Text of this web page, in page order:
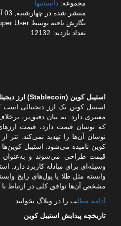
مجموعه: دانستنیها
منتشر شده در چهارشنبه, 03 آذر 1400 21:36
نگارش یافته توسط Super User
تعداد بازدید: 12132
استیبل کوین (Stablecoin) ارز دیجیتال باثبات چیست؟
استیبل کوین‌ یک ارز دیجیتالی
معتبری دارد. به بیان دقیق‌تر،
که نوسان قیمت دارد، قیمت
نوسان آن‌ها را تهدید نمی‌کند. تتر
کوین نامیده می‌شود. استیبل
قیمت طراحی می‌شوند و به‌عنوان
وسیله‌ای برای مبادله کاربرد دارد.
وابسته مثل طلا یا پول‌های رایج
مشخص آن‌ها توافق کلی در ارتباط با
آدامه مطلب را در وبلاگ بخوانید
تاریخچه پیدایش استیبل کوین